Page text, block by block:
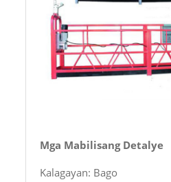
Mga Mabilisang Detalye
Kalagayan: Bago